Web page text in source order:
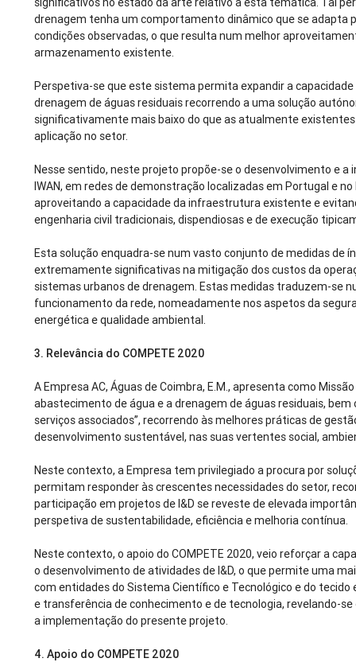
drenagem tenha um comportamento dinâmico que se adapta
condições observadas, o que resulta num melhor
armazenamento existente.
Perspetiva-se que este sistema permita expandir a
drenagem de águas residuais recorrendo a uma solução
significativamente mais baixo do que as atualmente
aplicação no setor.
Nesse sentido, neste projeto propõe-se o desenvolvimento e a
IWAN, em redes de demonstração localizadas em Portugal e no
aproveitando a capacidade da infraestrutura existente e
engenharia civil tradicionais, dispendiosas e de execução
Esta solução enquadra-se num vasto conjunto de medidas de
extremamente significativas na mitigação dos custos da
sistemas urbanos de drenagem. Estas medidas traduzem-se
funcionamento da rede, nomeadamente nos aspetos da
energética e qualidade ambiental.
3. Relevância do COMPETE 2020
A Empresa AC, Águas de Coimbra, E.M., apresenta como
abastecimento de água e a drenagem de águas residuais,
serviços associados”, recorrendo às melhores práticas de
desenvolvimento sustentável, nas suas vertentes social,
Neste contexto, a Empresa tem privilegiado a procura por
permitam responder às crescentes necessidades do setor,
participação em projetos de I&D se reveste de elevada
perspetiva de sustentabilidade, eficiência e melhoria contínua.
Neste contexto, o apoio do COMPETE 2020, veio reforçar a
o desenvolvimento de atividades de I&D, o que permite uma
com entidades do Sistema Científico e Tecnológico e do tecido
e transferência de conhecimento e de tecnologia, revelando-
a implementação do presente projeto.
4. Apoio do COMPETE 2020